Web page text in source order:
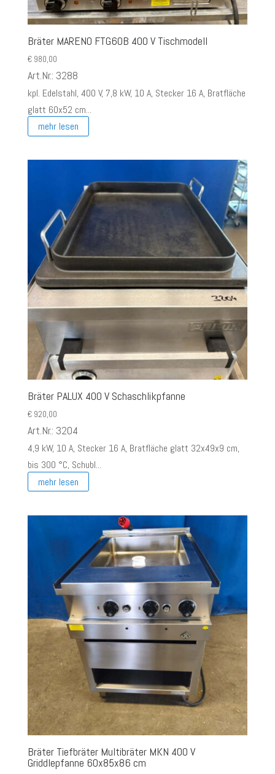
Bräter MARENO FTG60B 400 V Tischmodell
€980,00
Art.Nr.: 3288
kpl. Edelstahl, 400 V, 7,8 kW, 10 A, Stecker 16 A, Bratfläche
glatt 60x52 cm...
mehr lesen
Bräter PALUX 400 V Schaschlikpfanne
€920,00
Art.Nr.: 3204
4,9 kW, 10 A, Stecker 16 A, Bratfläche glatt 32x49x9 cm,
bis 300 °C, Schubl...
mehr lesen
Bräter Tiefbräter Multibräter MKN 400 V
Griddlepfanne 60x85x86 cm